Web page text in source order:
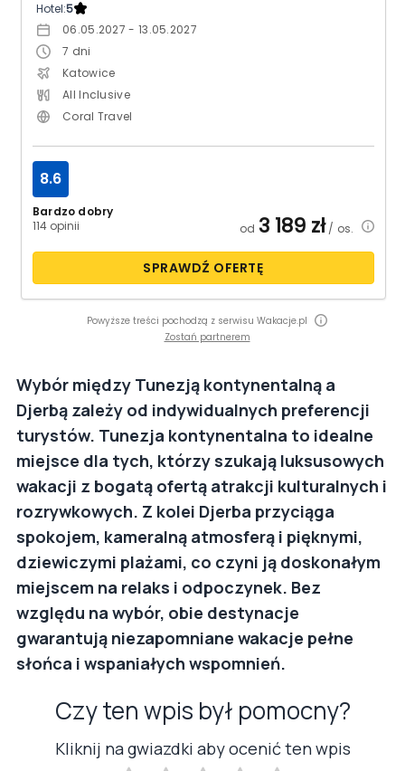
Hotel:5
06.05.2027 - 13.05.2027
7 dni
Katowice
All Inclusive
Coral Travel
Bardzo dobry
114 opinii
8.6
od 3 189 zł/ os.
SPRAWDŹ OFERTĘ
Powyższe treści pochodzą z serwisu Wakacje.pl
Zostań partnerem
Wybór między Tunezją kontynentalną a
Djerbą zależy od indywidualnych preferencji
turystów. Tunezja kontynentalna to idealne
miejsce dla tych, którzy szukają luksusowych
wakacji z bogatą ofertą atrakcji kulturalnych i
rozrywkowych. Z kolei Djerba przyciąga
spokojem, kameralną atmosferą i pięknymi,
dziewiczymi plażami, co czyni ją doskonałym
miejscem na relaks i odpoczynek. Bez
względu na wybór, obie destynacje
gwarantują niezapomniane wakacje pełne
słońca i wspaniałych wspomnień.
Czy ten wpis był pomocny?
Kliknij na gwiazdki aby ocenić ten wpis